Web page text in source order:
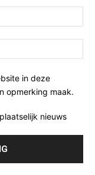
in deze
opmerking maak.
nieuws